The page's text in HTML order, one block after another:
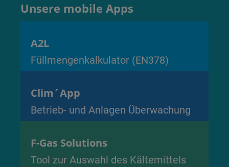
Unsere mobile Apps
A2L
Füllmengenkalkulator (EN378)
Clim´App
Betrieb- und Anlagen Überwachung
F-Gas Solutions
Tool zur Auswahl des Kältemittels